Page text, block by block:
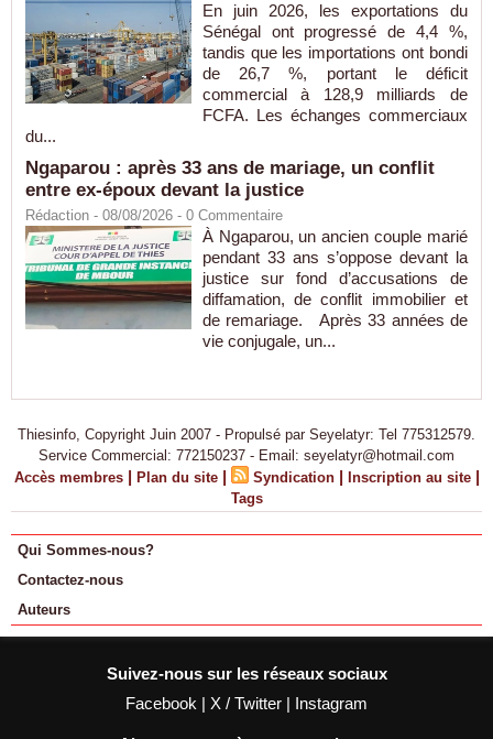
En juin 2026, les exportations du
Sénégal ont progressé de 4,4 %,
tandis que les importations ont bondi
de 26,7 %, portant le déficit
commercial à 128,9 milliards de
FCFA. Les échanges commerciaux
du...
Ngaparou : après 33 ans de mariage, un conflit
entre ex-époux devant la justice
Rédaction - 08/08/2026 - 0 Commentaire
À Ngaparou, un ancien couple marié
pendant 33 ans s’oppose devant la
justice sur fond d’accusations de
diffamation, de conflit immobilier et
de remariage. Après 33 années de
vie conjugale, un...
Thiesinfo, Copyright Juin 2007 - Propulsé par Seyelatyr: Tel 775312579.
Service Commercial: 772150237 - Email: seyelatyr@hotmail.com
Accès membres | Plan du site | Syndication | Inscription au site |
Tags
Qui Sommes-nous?
Contactez-nous
Auteurs
Suivez-nous sur les réseaux sociaux
Facebook | X / Twitter | Instagram